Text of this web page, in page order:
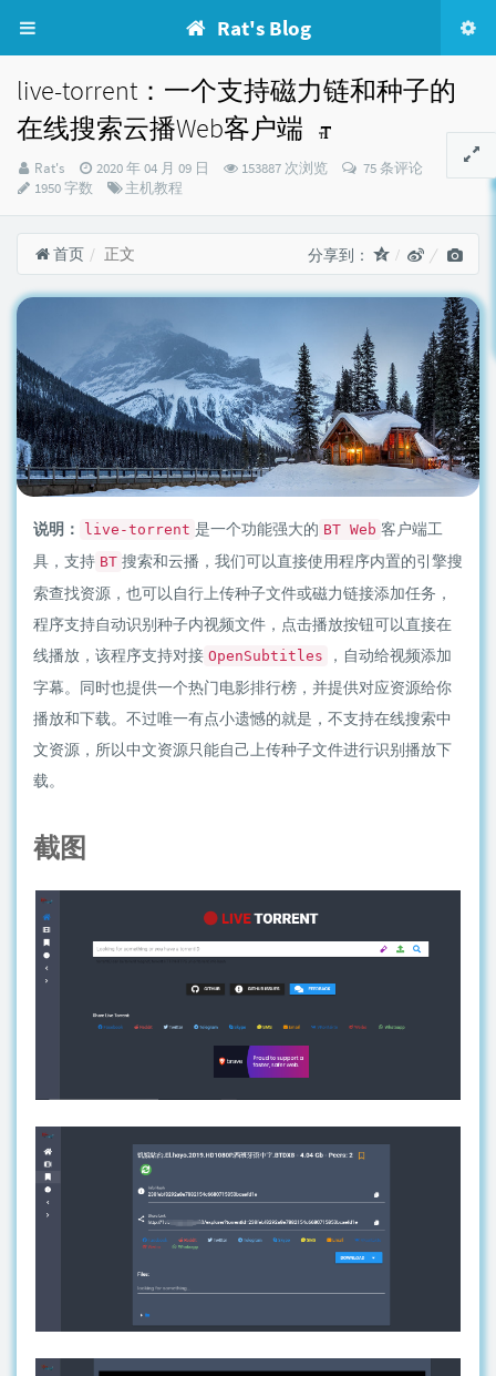
Rat's Blog
live-torrent：一个支持磁力链和种子的
在线搜索云播Web客户端
博
主：
Rat's
发
布
2020 年 04 月 09 日 153887 次浏览
75 条评论
1950 字数
分
主机教程
首页 正文 分享到：
说明： live-torrent 是一个功能强大的 BT Web 客户端工
具，支持 BT 搜索和云播，我们可以直接使用程序内置的引擎搜
索查找资源，也可以自行上传种子文件或磁力链接添加任务，
程序支持自动识别种子内视频文件，点击播放按钮可以直接在
线播放，该程序支持对接 OpenSubtitles
，自动给视频添加
字幕。同时也提供一个热门电影排行榜，并提供对应资源给你
播放和下载。不过唯一有点小遗憾的就是，不支持在线搜索中
文资源，所以中文资源只能自己上传种子文件进行识别播放下
载。
截图